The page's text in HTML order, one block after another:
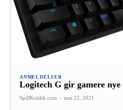
ANMELDELSER
Logitech G gir gamere
SpillKritikk.com - mai 22, 2021